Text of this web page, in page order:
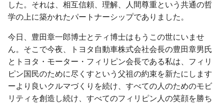
した。それは、相互信頼、理解、人間尊重という共通の哲
学の上に築かれたパートナーシップでありました。
今日、豊田章一郎博士とティ博士はもうこの世にいませ
ん。そこで今夜、トヨタ自動車株式会社会長の豊田章男氏
とトヨタ・モーター・フィリピン会長である私は、フィリ
ピン国民のために尽くすという父祖の約束を新たにします
ーより良いクルマづくりを続け、すべての人のためのモビ
リティを創造し続け、すべてのフィリピン人の笑顔を勝ち